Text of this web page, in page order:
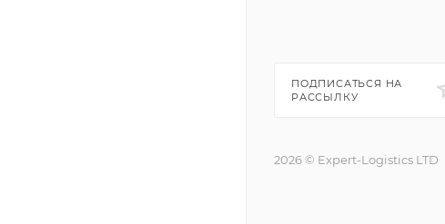
ПОДПИСАТЬСЯ НА
РАССЫЛКУ
2026 © Expert-Logistics LTD